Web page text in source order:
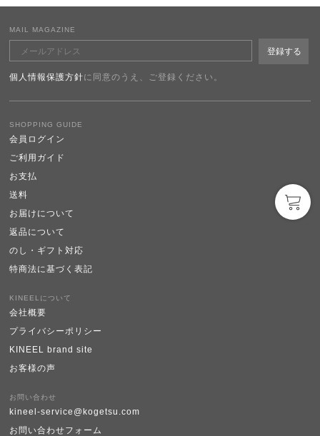
SHOPPING GUIDE
会員ログイン
ご利用ガイド
お支払
送料
お届けについて
返品について
のし・ギフト対応
特商法に基づく表記
KINEELについて
会社概要
プライバシーポリシー
KINEEL brand site
お客様の声
お問い合わせ
kineel-service@kogetsu.com
お問い合わせフォーム
MAIL MAGAZINE
個人情報保護方針に同意のうえ、ご登録ください。